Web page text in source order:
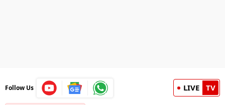
Follow Us LIVE TV